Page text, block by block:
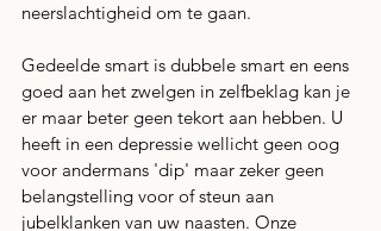
neerslachtigheid om te gaan.
Gedeelde smart is dubbele smart en eens
goed aan het zwelgen in zelfbeklag kan je
er maar beter geen tekort aan hebben. U
heeft in een depressie wellicht geen oog
voor andermans 'dip' maar zeker geen
belangstelling voor of steun aan
jubelklanken van uw naasten. Onze